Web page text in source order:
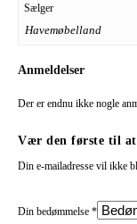
Sælger
Havemøbelland
Anmeldelser
Der er endnu ikke nogle
Vær den første til at
Din e-mailadresse vil ikke
Din bedømmelse *